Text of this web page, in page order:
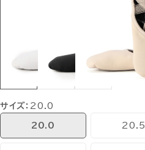
サイズ： 20.0
20.0 20.5